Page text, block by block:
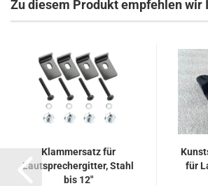
Zu diesem Produkt empfehlen wir
Klammersatz für
Lautsprechergitter, Stahl
bis 12"
für